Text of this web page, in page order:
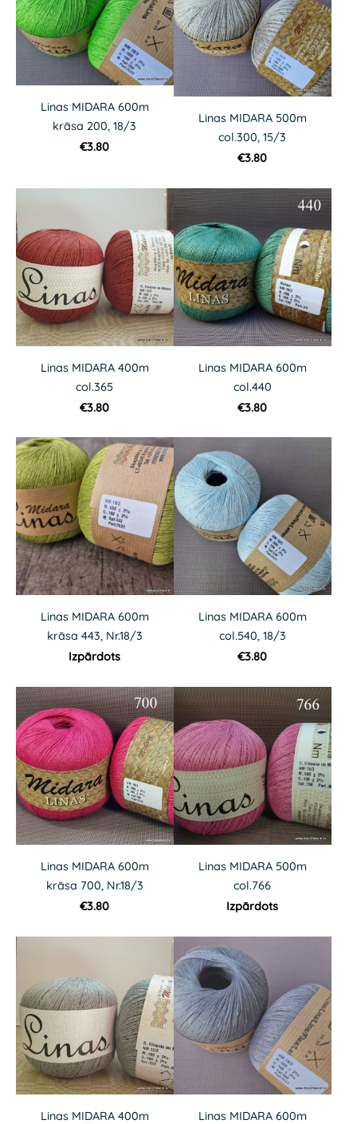
Linas MIDARA 600m
krāsa 200, 18/3
€3.80
Linas MIDARA 500m
col.300, 15/3
€3.80
Linas MIDARA 400m
col.365
€3.80
Linas MIDARA 600m
col.440
€3.80
Linas MIDARA 600m
krāsa 443, Nr.18/3
Izpārdots
Linas MIDARA 600m
col.540, 18/3
€3.80
Linas MIDARA 600m
krāsa 700, Nr.18/3
€3.80
Linas MIDARA 500m
col.766
Izpārdots
Linas MIDARA 400m
Linas MIDARA 600m